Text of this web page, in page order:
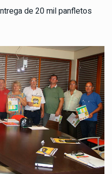
de 20 mil panfletos